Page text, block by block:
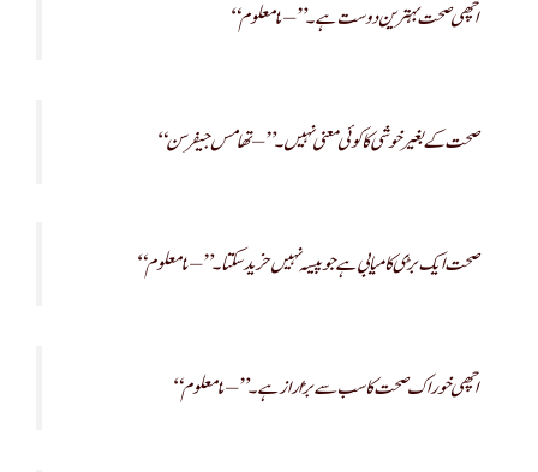
“اچھی صحت بہترین دوست ہے۔” – نامعلوم
“صحت کے بغیر خوشی کا کوئی معنی نہیں۔” – تھامس جیفرسن
“صحت ایک بڑی کامیابی ہے جو پیسہ نہیں خرید سکتا۔” – نامعلوم
“اچھی خوراک صحت کا سب سے بڑا راز ہے۔” – نامعلوم